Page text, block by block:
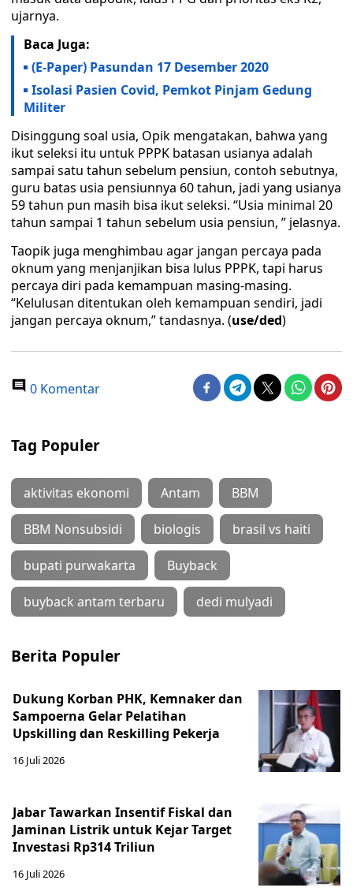
ujarnya.
Baca Juga:
(E-Paper) Pasundan 17 Desember 2020
Isolasi Pasien Covid, Pemkot Pinjam Gedung
Militer
Disinggung soal usia, Opik mengatakan, bahwa yang
ikut seleksi itu untuk PPPK batasan usianya adalah
sampai satu tahun sebelum pensiun, contoh sebutnya,
guru batas usia pensiunnya 60 tahun, jadi yang usianya
59 tahun pun masih bisa ikut seleksi. “Usia minimal 20
tahun sampai 1 tahun sebelum usia pensiun, ” jelasnya.
Taopik juga menghimbau agar jangan percaya pada
oknum yang menjanjikan bisa lulus PPPK, tapi harus
percaya diri pada kemampuan masing-masing.
“Kelulusan ditentukan oleh kemampuan sendiri, jadi
jangan percaya oknum,” tandasnya. (use/ded)
0 Komentar
Tag Populer
aktivitas ekonomi Antam BBM
BBM Nonsubsidi biologis brasil vs haiti
bupati purwakarta Buyback
buyback antam terbaru dedi mulyadi
Berita Populer
Dukung Korban PHK, Kemnaker dan
Sampoerna Gelar Pelatihan
Upskilling dan Reskilling Pekerja
16 Juli 2026
Jabar Tawarkan Insentif Fiskal dan
Jaminan Listrik untuk Kejar Target
Investasi Rp314 Triliun
16 Juli 2026